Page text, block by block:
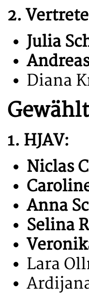
2.
Julia
Diana
1. HJAV:
Niclas
Anna
Selina
Lara